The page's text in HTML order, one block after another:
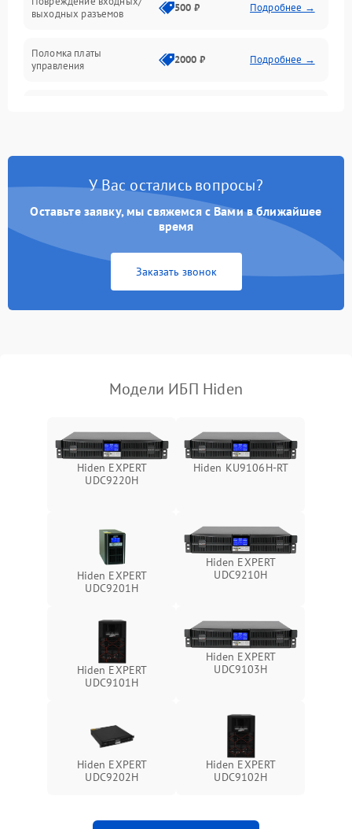
Механические повреждения
Механика
выходных разъемов
500 ₽ Подробнее →
Поломка платы
управления
2000 ₽ Подробнее →
Повреждение
Поломка предохранителя 100 ₽ Подробнее →
Неисправность системы
1000 ₽
индикаторов
Неисправность системы
стабилизации
2000 ₽ Подробнее →
Неисправность системы
мониторинга
Подробнее →
Повреждение внутренних
500 ₽ Подробнее →
Неисправность системы
Поломка системы защиты
от перегрузок
Подробнее →
Неисправность системы
У Вас остались вопросы?
Оставьте заявку, мы свяжемся с Вами в ближайшее
время
Заказать звонок
Модели ИБП Hiden
Hiden EXPERT
UDC9220H
Hiden KU9106H-RT
Hiden EXPERT
UDC9201H
Hiden EXPERT
UDC9210H
Hiden EXPERT
UDC9101H
Hiden EXPERT
UDC9103H
Hiden EXPERT
UDC9202H
Hiden EXPERT
UDC9102H